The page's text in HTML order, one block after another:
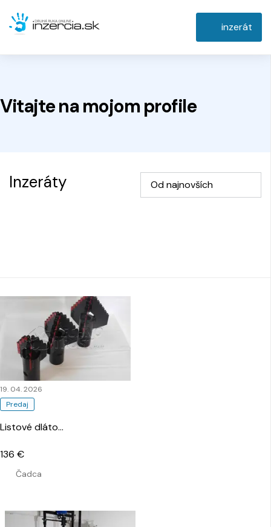
inzerát
Vitajte na mojom profile
Inzeráty Od najnovších
Predaj
19. 04. 2026
Listové dláto…
Čadca
136 €